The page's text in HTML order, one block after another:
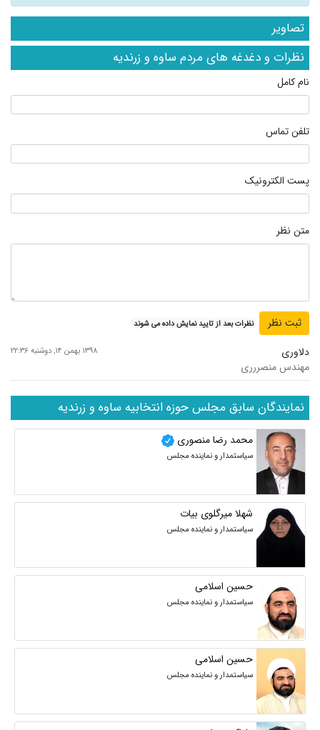
تصاویر
نظرات و دغدغه های مردم ساوه و زرندیه
نام کامل
تلفن تماس
پست الکترونیک
متن نظر
نظرات بعد از تایید نمایش داده می شوند
دلاوری ۱۳۹۸ بهمن ۱۴, دوشنبه ۲۲:۳۶
مهندس منصررری
نمایندگان سابق مجلس حوزه انتخابیه ساوه و زرندیه
محمد رضا منصوری
سیاستمدار و نماینده مجلس
شهلا میرگلوی بیات
سیاستمدار و نماینده مجلس
حسین اسلامی
سیاستمدار و نماینده مجلس
حسین اسلامی
سیاستمدار و نماینده مجلس